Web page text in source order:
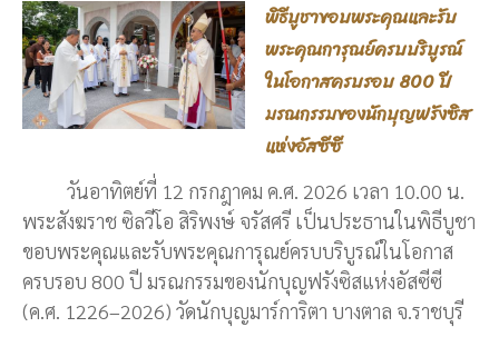
พิธีบูชาขอบพระคุณและรับ
พระคุณการุณย์ครบบริบูรณ์
ในโอกาสครบรอบ 800 ปี
มรณกรรมของนักบุญฟรังซิส
แห่งอัสซีซี
วันอาทิตย์ที่ 12 กรกฎาคม ค.ศ. 2026 เวลา 10.00 น.
พระสังฆราช ซิลวีโอ สิริพงษ์ จรัสศรี เป็นประธานในพิธีบูชา
ขอบพระคุณและรับพระคุณการุณย์ครบบริบูรณ์ในโอกาส
ครบรอบ 800 ปี มรณกรรมของนักบุญฟรังซิสแห่งอัสซีซี
(ค.ศ. 1226–2026) วัดนักบุญมาร์การิตา บางตาล จ.ราชบุรี